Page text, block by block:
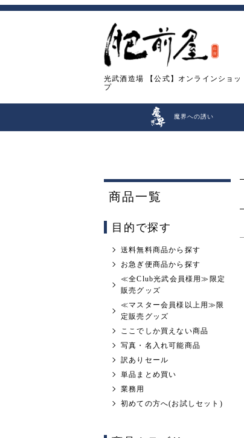
光武酒造場 【公式】オンラインショッ
プ
魔界への誘い
商品一覧
目的で探す
送料無料商品から探す
お急ぎ便商品から探す
≪全Club光武会員様用≫限定
販売グッズ
≪マスター会員様以上用≫限
定販売グッズ
ここでしか買えない商品
写真・名入れ可能商品
訳ありセール
単品まとめ買い
業務用
初めての方へ(お試しセット)